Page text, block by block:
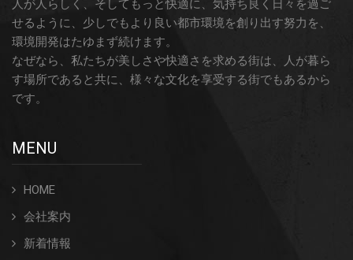
人が人らしく、そしてもっと快適に、気持ち良く日々を過ご
せるように、少しでもより良い都市環境を創り出す努力を、
環境開発はたゆまず続けます。
なぜなら、私たちが美しさや快適さを求める街は、人が暮ら
す場所であると共に、様々な文化を享受する街でもあるから
です。
MENU
HOME
会社案内
新着情報